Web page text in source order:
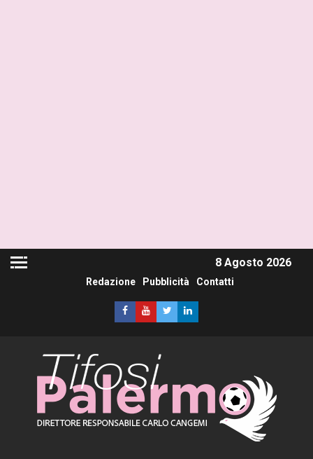
8 Agosto 2026
Redazione Pubblicità Contatti